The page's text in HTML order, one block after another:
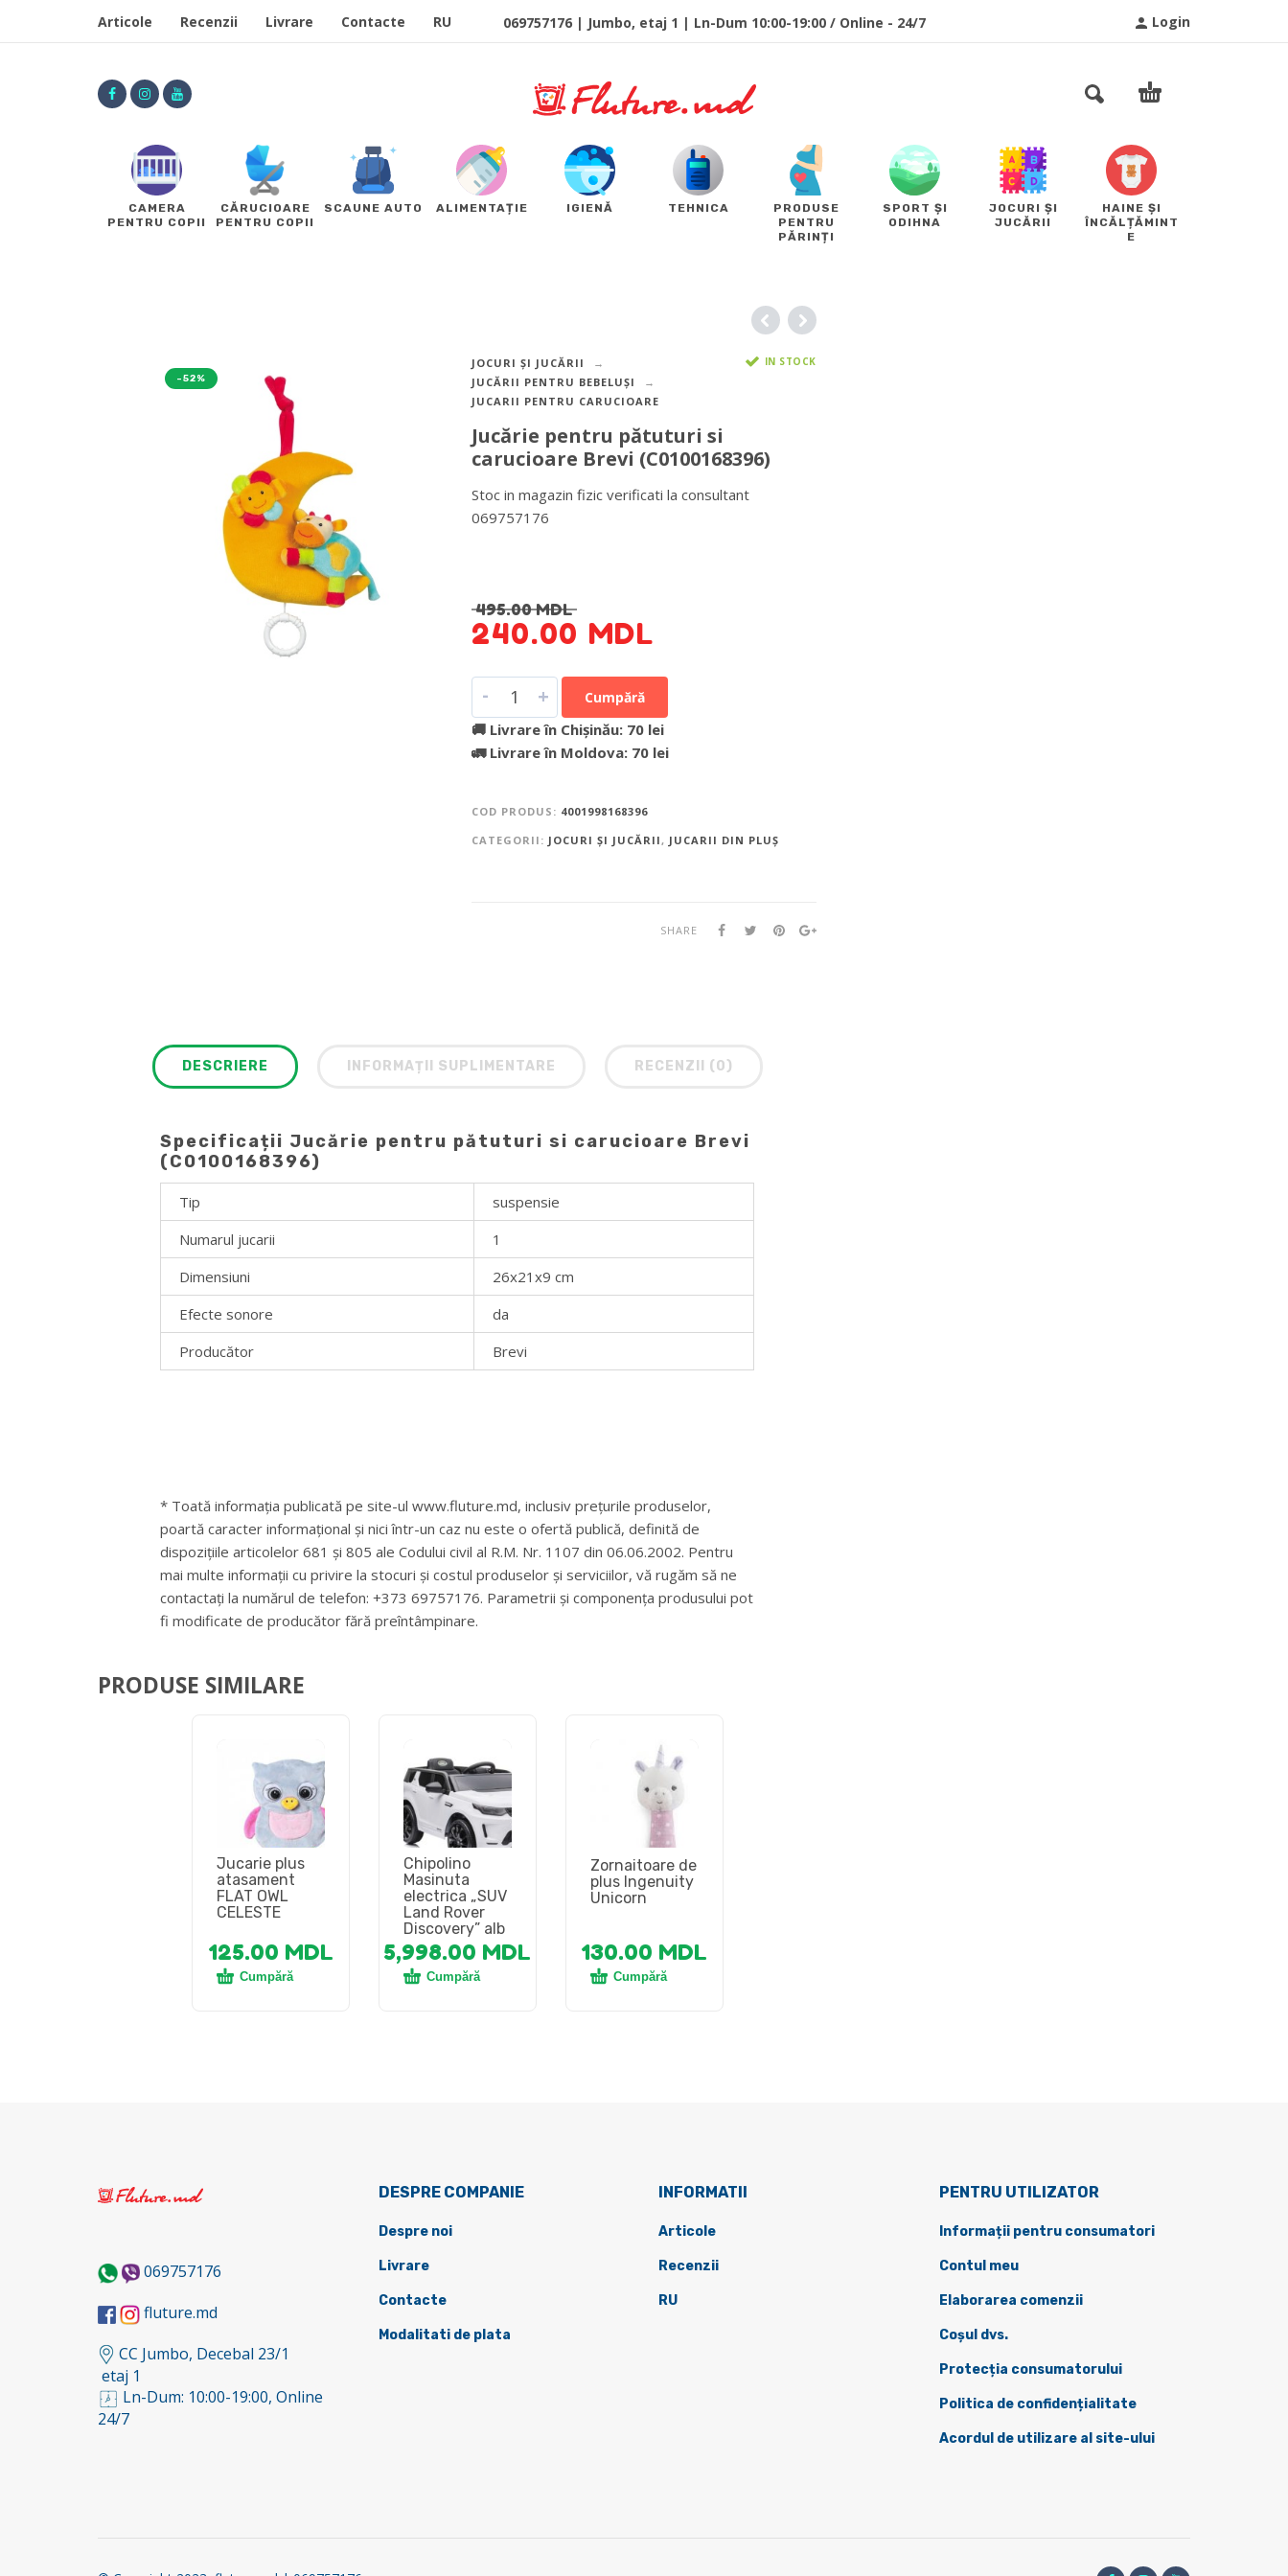
Login
Articole Recenzii Livrare Contacte RU 069757176 | Jumbo, etaj 1 | Ln-Dum 10:00-19:00 / Online - 24/7
CAMERA
PENTRU COPII
CĂRUCIOARE
PENTRU COPII
SCAUNE AUTO ALIMENTAȚIE IGIENĂ TEHNICA
PRODUSE
PENTRU
PĂRINȚI
SPORT ȘI
ODIHNA
JOCURI ȘI
JUCĂRII
HAINE ȘI
ÎNCĂLȚĂMINT
E
-52%
JOCURI ȘI JUCĂRII
JUCĂRII PENTRU BEBELUȘI
JUCARII PENTRU CARUCIOARE
IN STOCK
Jucărie pentru pătuturi si
carucioare Brevi (C0100168396)
Stoc in magazin fizic verificati la consultant
069757176
495.00MDL
240.00 MDL
- + Cumpără
🚚 Livrare în Chișinău: 70 lei
🚛 Livrare în Moldova: 70 lei
COD PRODUS: 4001998168396
CATEGORII: JOCURI ȘI JUCĂRII , JUCARII DIN PLUȘ
SHARE
DESCRIERE INFORMAȚII SUPLIMENTARE RECENZII (0)
Specificații Jucărie pentru pătuturi si carucioare Brevi
(C0100168396)
Tip
suspensie
Numarul jucarii
1
Dimensiuni
26x21x9 cm
Efecte sonore
da
Producător
Brevi
* Toată informația publicată pe site-ul www.fluture.md, inclusiv prețurile produselor,
poartă caracter informațional și nici într-un caz nu este o ofertă publică, definită de
dispozițiile articolelor 681 și 805 ale Codului civil al R.M. Nr. 1107 din 06.06.2002. Pentru
mai multe informații cu privire la stocuri și costul produselor și serviciilor, vă rugăm să ne
contactați la numărul de telefon: +373 69757176. Parametrii și componența produsului pot
fi modificate de producător fără preîntâmpinare.
PRODUSE SIMILARE
Jucarie plus
atasament
FLAT OWL
CELESTE
125.00 MDL
Cumpără
Chipolino
Masinuta
electrica „SUV
Land Rover
Discovery” alb
5,998.00 MDL
Cumpără
Zornaitoare de
plus Ingenuity
Unicorn
130.00 MDL
Cumpără
069757176
fluture.md
CC Jumbo, Decebal 23/1
etaj 1
Ln-Dum: 10:00-19:00, Online
24/7
DESPRE COMPANIE
Despre noi
Livrare
Contacte
Modalitati de plata
INFORMATII
Articole
Recenzii
RU
PENTRU UTILIZATOR
Informații pentru consumatori
Contul meu
Elaborarea comenzii
Coșul dvs.
Protecția consumatorului
Politica de confidențialitate
Acordul de utilizare al site-ului